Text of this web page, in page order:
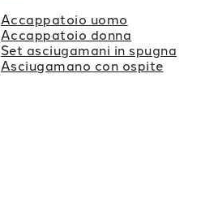
Accappatoio uomo
Accappatoio donna
Set asciugamani in spugna
Asciugamano con ospite